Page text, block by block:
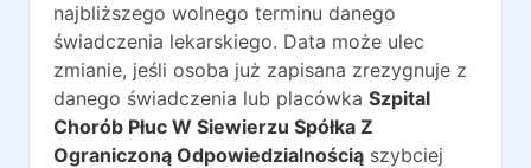
najbliższego wolnego terminu danego
świadczenia lekarskiego. Data może ulec
zmianie, jeśli osoba już zapisana zrezygnuje z
danego świadczenia lub placówka Szpital
Chorób Płuc W Siewierzu Spółka Z
Ograniczoną Odpowiedzialnością szybciej